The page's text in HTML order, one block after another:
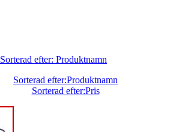
Sorterad efter: Produktnamn
Sorterad efter:Produktnamn
Sorterad efter:Pris